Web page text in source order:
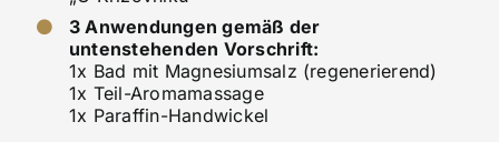
3 Anwendungen gemäß der
untenstehenden Vorschrift:
1x Bad mit Magnesiumsalz (regenerierend)
1x Teil-Aromamassage
1x Paraffin-Handwickel